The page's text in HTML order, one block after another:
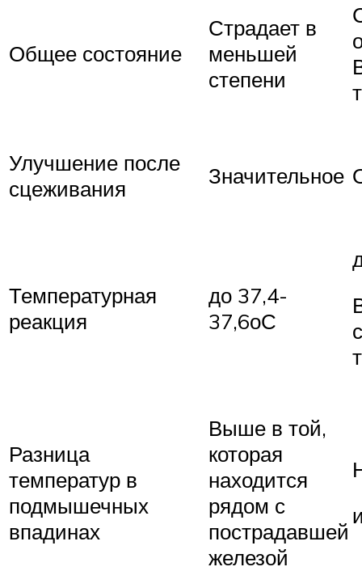
Общее состояние
Страдает в
меньшей
степени
Улучшение после
сцеживания
Значительное
Температурная
реакция
до 37,4-
37,6оС
Разница
температур в
подмышечных
впадинах
Выше в той,
которая
находится
рядом с
пострадавшей
железой